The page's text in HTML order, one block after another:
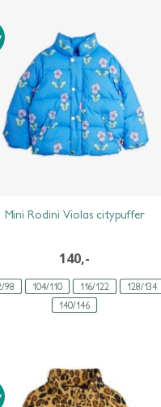
98 104/110 116/122
128/134
140/146
Mini Rodini Violas citypuffer
140,-